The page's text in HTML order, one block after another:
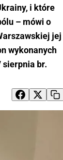
i które
– mówi o
jej
wykonanych
sierpnia br.